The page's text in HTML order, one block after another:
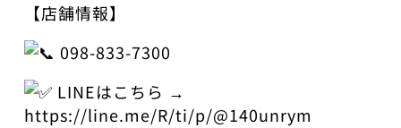
​【店舗情報】
098-833-7300
LINEはこちら →
https://line.me/R/ti/p/@140unrym